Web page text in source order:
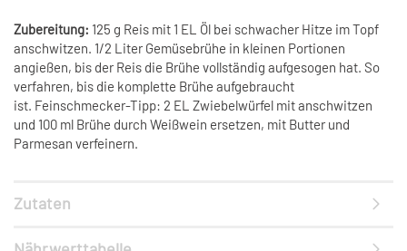
Zubereitung: 125 g Reis mit 1 EL Öl bei schwacher Hitze im Topf
anschwitzen. 1/2 Liter Gemüsebrühe in kleinen Portionen
angießen, bis der Reis die Brühe vollständig aufgesogen hat. So
verfahren, bis die komplette Brühe aufgebraucht
ist. Feinschmecker-Tipp: 2 EL Zwiebelwürfel mit anschwitzen
und 100 ml Brühe durch Weißwein ersetzen, mit Butter und
Parmesan verfeinern.
Zutaten